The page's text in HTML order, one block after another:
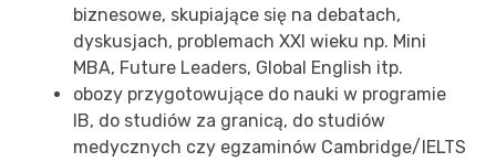
biznesowe, skupiające się na debatach,
dyskusjach, problemach XXI wieku np. Mini
MBA, Future Leaders, Global English itp.
obozy przygotowujące do nauki w programie
IB, do studiów za granicą, do studiów
medycznych czy egzaminów Cambridge/IELTS